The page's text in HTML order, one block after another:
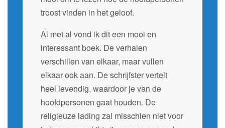
troost vinden in het geloof.
Al met al vond ik dit een mooi en
interessant boek. De verhalen
verschillen van elkaar, maar vullen
elkaar ook aan. De schrijfster vertelt
heel levendig, waardoor je van de
hoofdpersonen gaat houden. De
religieuze lading zal misschien niet voor